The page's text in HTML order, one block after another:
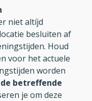
niet altíjd
besluiten af
Houd
voor het actuele
worden
betreffende
je om deze